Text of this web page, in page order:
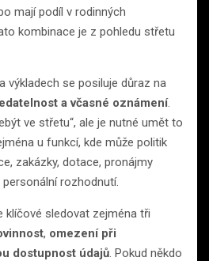
mají podíl v rodinných
kombinace je z pohledu střetu
výkladech se posiluje důraz na
a včasné oznámení.
ve střetu“, ale je nutné umět to
u funkcí, kde může politik
zakázky, dotace, pronájmy
rozhodnutí.
klíčové sledovat zejména tři
, omezení při
dostupnost údajů. Pokud někdo